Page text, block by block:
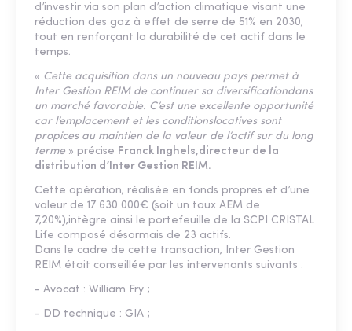
d’investir via son plan d’action climatique visant une
réduction des gaz à effet de serre de 51% en 2030,
tout en renforçant la durabilité de cet actif dans le
temps.
« Cette acquisition dans un nouveau pays permet à
Inter Gestion REIM de continuer sa diversificationdans
un marché favorable. C’est une excellente opportunité
car l’emplacement et les conditionslocatives sont
propices au maintien de la valeur de l’actif sur du long
terme » précise Franck Inghels,directeur de la
distribution d’Inter Gestion REIM.
Cette opération, réalisée en fonds propres et d’une
valeur de 17 630 000€ (soit un taux AEM de
7,20%),intègre ainsi le portefeuille de la SCPI CRISTAL
Life composé désormais de 23 actifs.
Dans le cadre de cette transaction, Inter Gestion
REIM était conseillée par les intervenants suivants :
- Avocat : William Fry ;
- DD technique : GIA ;